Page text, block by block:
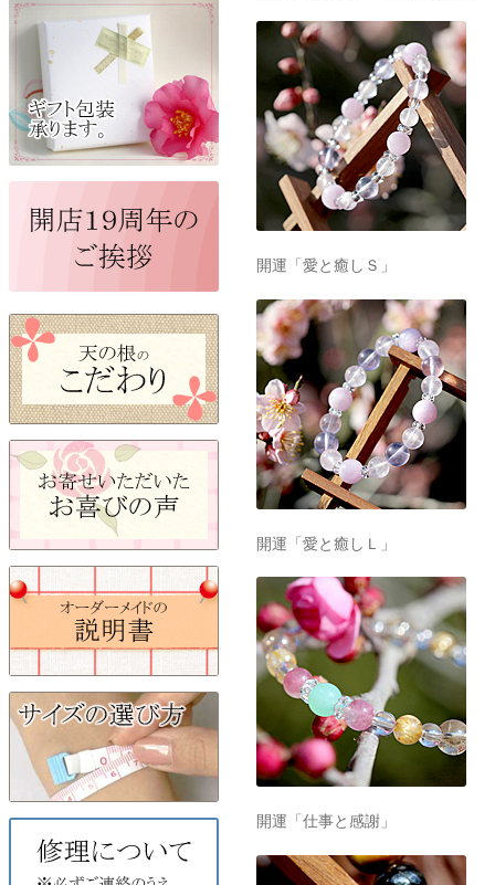
開運「愛と癒しＳ」
開運「愛と癒しＬ」
開運「仕事と感謝」